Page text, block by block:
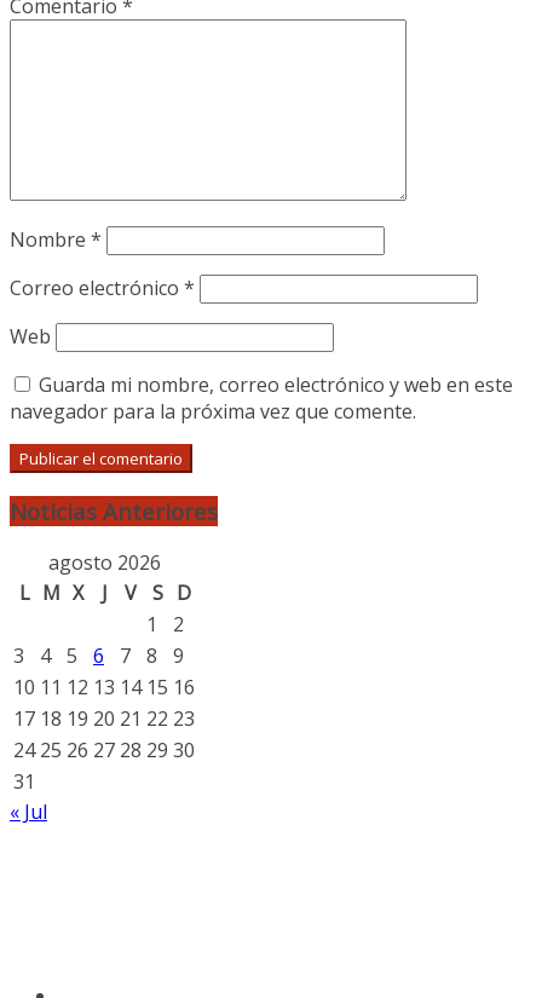
Comentario *
Nombre *
Correo electrónico *
Web
Guarda mi nombre, correo electrónico y web en este
navegador para la próxima vez que comente.
Noticias Anteriores
agosto 2026
L M X J V S D
1
2
3
4 5 6 7 8
9
10 11 12 13 14 15 16
17 18 19 20 21 22 23
24 25 26 27 28 29 30
31
« Jul